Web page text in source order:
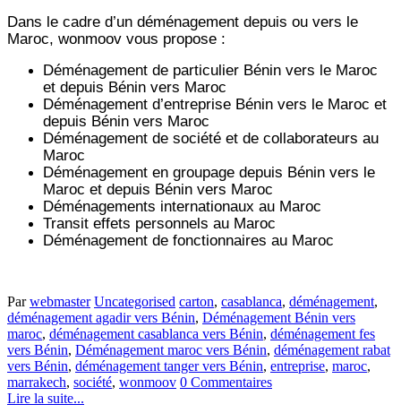
Dans le cadre d’un déménagement depuis ou vers le
Maroc, wonmoov vous propose :
Déménagement de particulier Bénin vers le Maroc
et depuis Bénin vers Maroc
Déménagement d’entreprise Bénin vers le Maroc et
depuis Bénin vers Maroc
Déménagement de société et de collaborateurs au
Maroc
Déménagement en groupage depuis Bénin vers le
Maroc et depuis Bénin vers Maroc
Déménagements internationaux au Maroc
Transit effets personnels au Maroc
Déménagement de fonctionnaires au Maroc
Parwebmaster Uncategorised carton, casablanca, déménagement,
déménagement agadir vers Bénin, Déménagement Bénin vers
maroc, déménagement casablanca vers Bénin, déménagement fes
vers Bénin, Déménagement maroc vers Bénin, déménagement rabat
vers Bénin, déménagement tanger vers Bénin, entreprise, maroc,
marrakech, société, wonmoov 0 Commentaires
Lire la suite...